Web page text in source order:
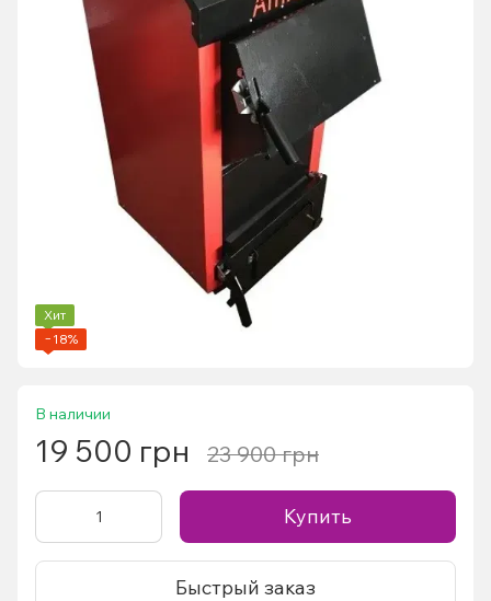
Хит
−18%
В наличии
19 500 грн 23 900 грн
Купить
Быстрый заказ